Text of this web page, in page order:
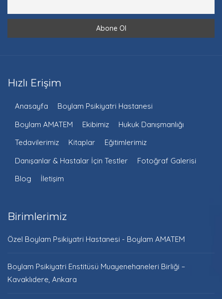
Hızlı Erişim
Anasayfa
Boylam Psikiyatri Hastanesi
Boylam AMATEM
Ekibimiz
Hukuk Danışmanlığı
Tedavilerimiz
Kitaplar
Eğitimlerimiz
Danışanlar & Hastalar İçin Testler
Fotoğraf Galerisi
Blog
İletişim
Birimlerimiz
Özel Boylam Psikiyatri Hastanesi - Boylam AMATEM
Boylam Psikiyatri Enstitüsü Muayenehaneleri Birliği –
Kavaklıdere, Ankara